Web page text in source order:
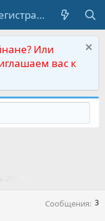
Регистрация
Или
вас к
Сообщения 3